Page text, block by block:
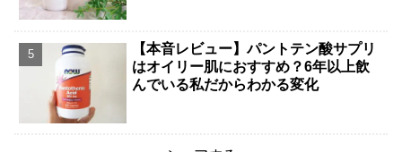
【本音レビュー】パントテン酸サプリ
はオイリー肌におすすめ？6年以上飲
んでいる私だからわかる変化